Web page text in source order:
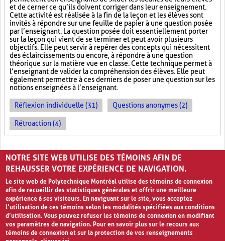
et de cerner ce qu’ils doivent corriger dans leur enseignement.
Cette activité est réalisée à la fin de la leçon et les élèves sont
invités à répondre sur une feuille de papier à une question posée
par l’enseignant. La question posée doit essentiellement porter
sur la leçon qui vient de se terminer et peut avoir plusieurs
objectifs. Elle peut servir à repérer des concepts qui nécessitent
des éclaircissements ou encore, à répondre à une question
théorique sur la matière vue en classe. Cette technique permet à
l’enseignant de valider la compréhension des élèves. Elle peut
également permettre à ces derniers de poser une question sur les
notions enseignées à l’enseignant.
Réflexion individuelle (31) Questions anonymes (2)
Rétroaction (4)
PAGES
1 2 › »
NOTRE SITE WEB UTILISE DES TÉMOINS AFIN DE
REHAUSSER VOTRE EXPÉRIENCE DE NAVIGATION.
Le site web de Polytechnique Montréal utilise des témoins de connexion
afin de recueillir des statistiques générales et offrir une meilleure
expérience à ses visiteurs. En naviguant sur le site, vous acceptez
l’utilisation de ces témoins selon les modalités spécifiées aux conditions
d’utilisation. Vous pouvez refuser les témoins de connexion en modifiant
vos paramètres de navigation. Pour en savoir plus sur le recours aux
témoins de connexion et sur la protection de vos renseignements